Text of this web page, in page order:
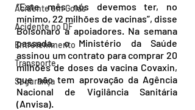
Acidente em Goiás
Acidente no DF
Entretenimento
Transporte
Segurança
“Este mês nós devemos ter, no
mínimo, 22 milhões de vacinas”, disse
Bolsonaro a apoiadores. Na semana
passada, o Ministério da Saúde
assinou um contrato para comprar 20
milhões de doses da vacina Covaxin,
que não tem aprovação da Agência
Nacional de Vigilância Sanitária
(Anvisa).